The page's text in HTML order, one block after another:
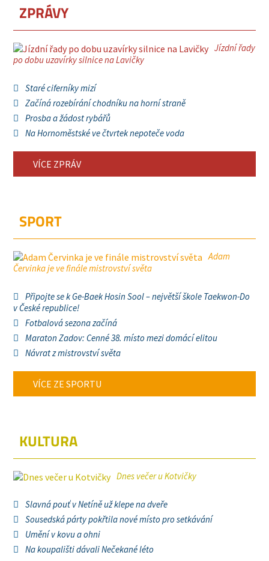
ZPRÁVY
Jízdní řady
po dobu uzavírky silnice na Lavičky
Staré ciferníky mizí
Začíná rozebírání chodníku na horní straně
Prosba a žádost rybářů
Na Hornoměstské ve čtvrtek nepoteče voda
VÍCE ZPRÁV
SPORT
Adam
Červinka je ve finále mistrovství světa
Připojte se k Ge-Baek Hosin Sool – největší škole Taekwon-Do
v České republice!
Fotbalová sezona začíná
Maraton Zadov: Cenné 38. místo mezi domácí elitou
Návrat z mistrovství světa
VÍCE ZE SPORTU
KULTURA
Dnes večer u Kotvičky
Slavná pouť v Netíně už klepe na dveře
Sousedská párty pokřtila nové místo pro setkávání
Umění v kovu a ohni
Na koupališti dávali Nečekané léto